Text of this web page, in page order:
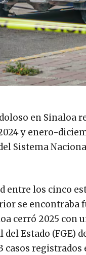
en Sinaloa
y enero-
Sistema
entre los cinco
se encontraba
cerró 2025 con
Estado (FGE)
casos registrados